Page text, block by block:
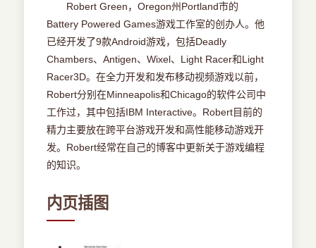
Robert Green，Oregon州Portland市的
Battery Powered Games游戏工作室的创办人。他
已经开发了9款Android游戏，包括Deadly
Chambers、Antigen、Wixel、Light Racer和Light
Racer3D。在全力开发和发布移动视频游戏以前，
Robert分别在Minneapolis和Chicago的软件公司中
工作过，其中包括IBM Interactive。Robert目前的
精力主要放在跨平台游戏开发和高性能移动游戏开
发。Robert经常在自己的博客中更新关于游戏编程
的知识。
内页插图